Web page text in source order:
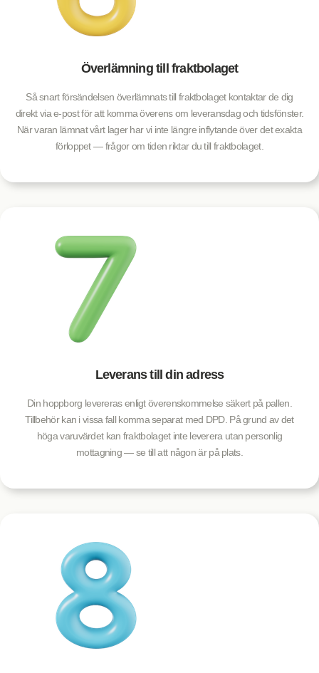
Överlämning till fraktbolaget
Så snart försändelsen överlämnats till fraktbolaget kontaktar de dig
direkt via e-post för att komma överens om leveransdag och tidsfönster.
När varan lämnat vårt lager har vi inte längre inflytande över det exakta
förloppet — frågor om tiden riktar du till fraktbolaget.
Leverans till din adress
Din hoppborg levereras enligt överenskommelse säkert på pallen.
Tillbehör kan i vissa fall komma separat med DPD. På grund av det
höga varuvärdet kan fraktbolaget inte leverera utan personlig
mottagning — se till att någon är på plats.